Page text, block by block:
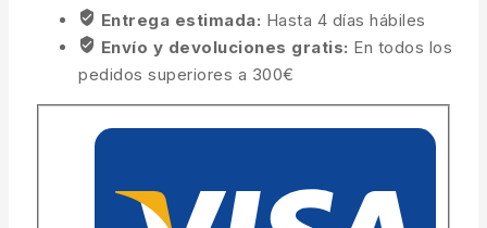
Entrega estimada: Hasta 4 días hábiles
Envío y devoluciones gratis: En todos los
pedidos superiores a 300€